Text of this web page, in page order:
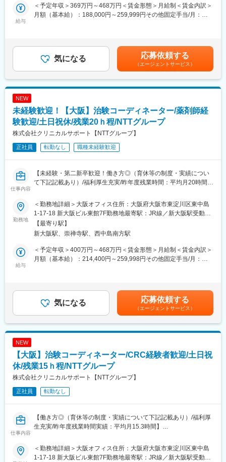
と、チームのプロジェクトの進捗管理やメンバーのフォローをし
ています。更に管理職であるマネージャーに任命されるとオフィ
■研修制度
・導入研修(入社後2週間の座学研修)ビジネスマナー、PC操作、薬
学びます。各単元毎に専属社員が講義ををいます。
し、応用力を身につけます。
・継続研修：週に1回、最新の治験情報や振り返りを行い、スキル
アップを図っていきます。
【業務詳細】
◆医師、院内のスタッフに対して：
治験実施の支援、治験スケジュール調整・データ入力の補助等
◆大規模病院では、複数のプロジェクトを受託する為、必ず複数
名のチームで業務を進めます。
◆チームメンバー間でリアルタイムで最新情報を共有するため、
◆ライフイベントと両立して長く就業出来るように、完全チーム
【未経験安心の研修制度】
機法やGCPなどの関連法、CRC業務に必要な知識やスキルなどを
学びます。各単元毎に専属社員が講義をします。
◆OJT研修(社後半年間）：導入研修で学んだことを現場で体験
し、応用力を身につけます。
アップを図っていきます。
法、遺伝子治療など）が最も多く、再生医療や医療機器、バイオ
医薬品など大規模病院ならではのプロジェクトを深く経験できま
【キャリアパス】
と、チームのプロジェクトの進進管理やメンバーのフォローをし
ています。更に経験を積み管理職であるマネージャーに任命され
るとオフィス全体を管轄します。◆社員のキャリアプランに応じ
て、マネジメント側ではなく、CRCスペシャリスト（役職無し）
変更の範囲：会社の定める業務
給与
＜予定年収＞369万円～468万円＜賃金形態＞月給制＜賃金内訳＞
月額（基本給）：188,000円～259,999円その他固定手当/月：
有＜給与補足＞■月給制+賞与となります。賞与は年2回です。■優
秀成績者は別途5万円、3万円、1万円/月の報奨金あり■入社5年目
チーフ、500万円（手当込・残業代別）■入社7年目リーダー、550
万円（手当込・残業代別）■2025年度賞与実績 基本給7.28ヶ月
分賃金はあくまでも目安の金額であり、選考を通じて上下する可
気になる 応募依頼する
（エージェントサービス）
NEW
未経験歓迎！【大阪】治験コーディネーター/薬剤師経
験歓迎/土日祝休/残業20ｈ程/NTTグループ
株式会社クリニカルサポート【NTTグループ】
正社員 転勤なし 職種未経験歓迎
仕事内容
【未経験・第二新卒歓迎！働き方◎（育休等の制度・実績につい
て下記記載あり）/福利厚生充実/昨年度残業時間：平均月20時間/
■業務内容
医療機関内で患者様や医師、各部門間のコーディネート（調整）
業務を行い、製薬会社と医療機関の架け橋となり臨床試験（治
験）のスムーズな進行を支援します。
・患者様に対して：
治験の説明補助や治験スケジュール説明、質問・相談対応、精神
・製薬会社担当者に対して：
実施している治験に関する情報を担当者へ提供し、治験進行の調
品など大規模病院ならではのプロジェクトを狭く深く経験できま
す。
大規模病院では、複数のプロジェクトを受託する為、必ず複数名
フイベントと両立して長く就業出来るように、完全チーム制や時
間単位の有給取得、スーパーフレックスタイム制度を導入し（原
育児休業は満3歳まで、育児短時間勤務は小学校3年年まで利用可
能です。
勤務地
＜勤務地詳細＞大阪オフィス住所：大阪府大阪市東淀川区東中島
1-17-18 新大阪ビル東館7F勤務地最寄駅：JR線／新大阪駅受動喫
煙対策：屋内全面禁煙変更の範囲：会社の定める事業所
【最寄り駅】
新大阪駅、崇禅寺駅、西中島南方駅
給与
＜予定年収＞400万円～468万円＜賃金形態＞月給制＜賃金内訳＞
月額（基本給）：214,400円～259,998円その他固定手当/月：
業手当＞有＜給与補足＞■月給制+賞与となります。賞与は年2回
です。■優秀成績者は別途5万円、3万円、1万円/月の報奨金あり■
入社5年目チーフ、500万円（手当込・残業代別）■入社7年目リー
ダー、550万円（手当込・残業代別）■2025年度賞与実績 基本給
7.28ヶ月分賃金はあくまでも目安の金額であり、選考を通じて上
す。
気になる 応募依頼する
（エージェントサービス）
NEW
【大阪】治験コーディネーター/CRC経験者歓迎/土日祝
休/残業15ｈ程/NTTグループ
株式会社クリニカルサポート【NTTグループ】
正社員 転勤なし
仕事内容
【働き方◎（育休等の制度・実績について下記記載あり）/福利厚
生充実/昨年度残業時間実績：平均月15.3時間】
【業務内容】
医療機関内で患者様や医師、各部門間のコーディネート（調整）
＜勤務地詳細＞大阪オフィス住所：大阪府大阪市東淀川区東中島
1-17-18 新大阪ビル東館7F勤務地最寄駅：JR線／新大阪駅受動喫